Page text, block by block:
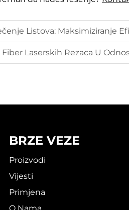
Listova: Maksimiziranje
Laserskih Rezaca U
BRZE VEZE
Proizvodi
Vijesti
Primjena
O Nama